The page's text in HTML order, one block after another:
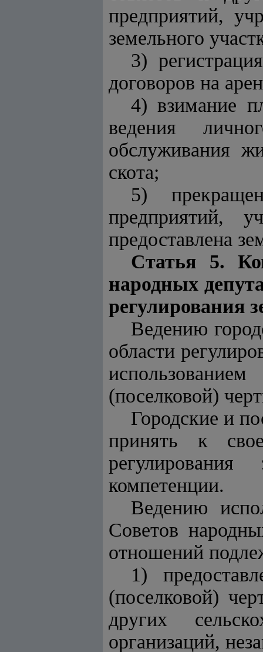
предприятий,
земельного
3)
договоров на
4) взимание
ведения
обслуживания
скота;
5)
предприятий,
предоставлена
Статья 5.
народных
регулирования
Ведению
области
(поселковой)
Городские и
принять к
компетенции.
Ведению
Советов
отношений
1)
(поселковой)
других
организаций,